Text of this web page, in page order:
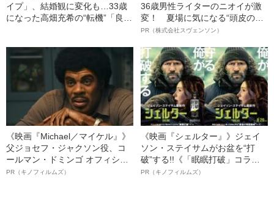
イプ」、結婚観に変化も…33歳
になった高畑充希の“転機”「良く
36歳男性ライターのニオイが激
変！ 夏場に気になる“頭皮のニ
オイ”や“ベタつき”を解消す
ト”が生み出した徹底ケアとは
PR（株式会社スヴェンソン）
《映画『Michael／マイケル』》
父ジョセフ・ジャクソン役、コ
ールマン・ドミンゴ オフィシャ
ルインタビュー“観客を魅了した
PR（キノフィルムズ）
《映画『シェルター』》ジェイ
ソン・ステイサムがお盆を“打
破”する!!《「眠眠打破」コラ
ボ》
PR（キノフィルムズ）